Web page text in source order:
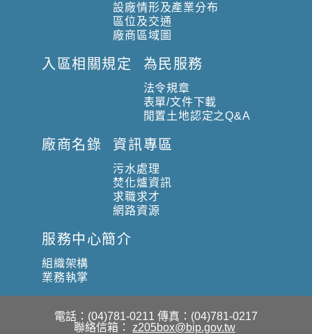
設廠情形及產業分布
區位及交通
廠商區域圖
入區相關規定 為民服務
法令規章
表單/文件下載
閒置土地認定之Q&A
廠商名錄 資訊專區
污水處理
焚化爐資訊
求職求才
網路資源
服務中心簡介
組織架構
業務執掌
電話：(04)781-0211 傳真：(04)781-0217
聯絡信箱：
z205box@bip.gov.tw